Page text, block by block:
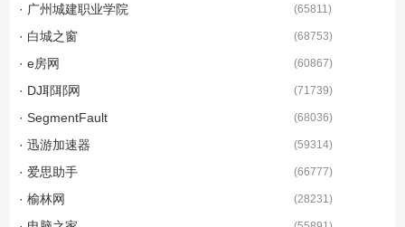
· 广州城建职业学院 (65811)
· 白城之窗 (68753)
· e房网 (60867)
· DJ耶耶网 (71739)
· SegmentFault (68036)
· 迅游加速器 (59314)
· 爱思助手 (66777)
· 榆林网 (28231)